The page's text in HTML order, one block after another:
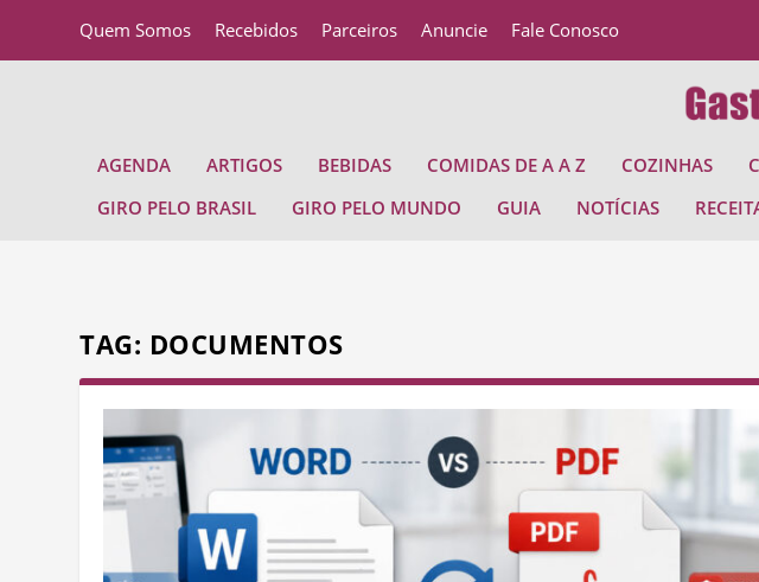
Quem Somos Recebidos Parceiros Anuncie Fale Conosco
AGENDA ARTIGOS BEBIDAS COMIDAS DE A A Z COZINHAS
GIRO PELO BRASIL
GIRO PELO MUNDO GUIA NOTÍCIAS
TAG: DOCUMENTOS